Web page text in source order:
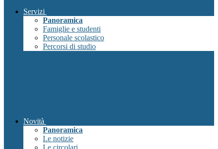
Servizi
Panoramica
Famiglie e studenti
Personale scolastico
Percorsi di studio
Novità
Panoramica
Le notizie